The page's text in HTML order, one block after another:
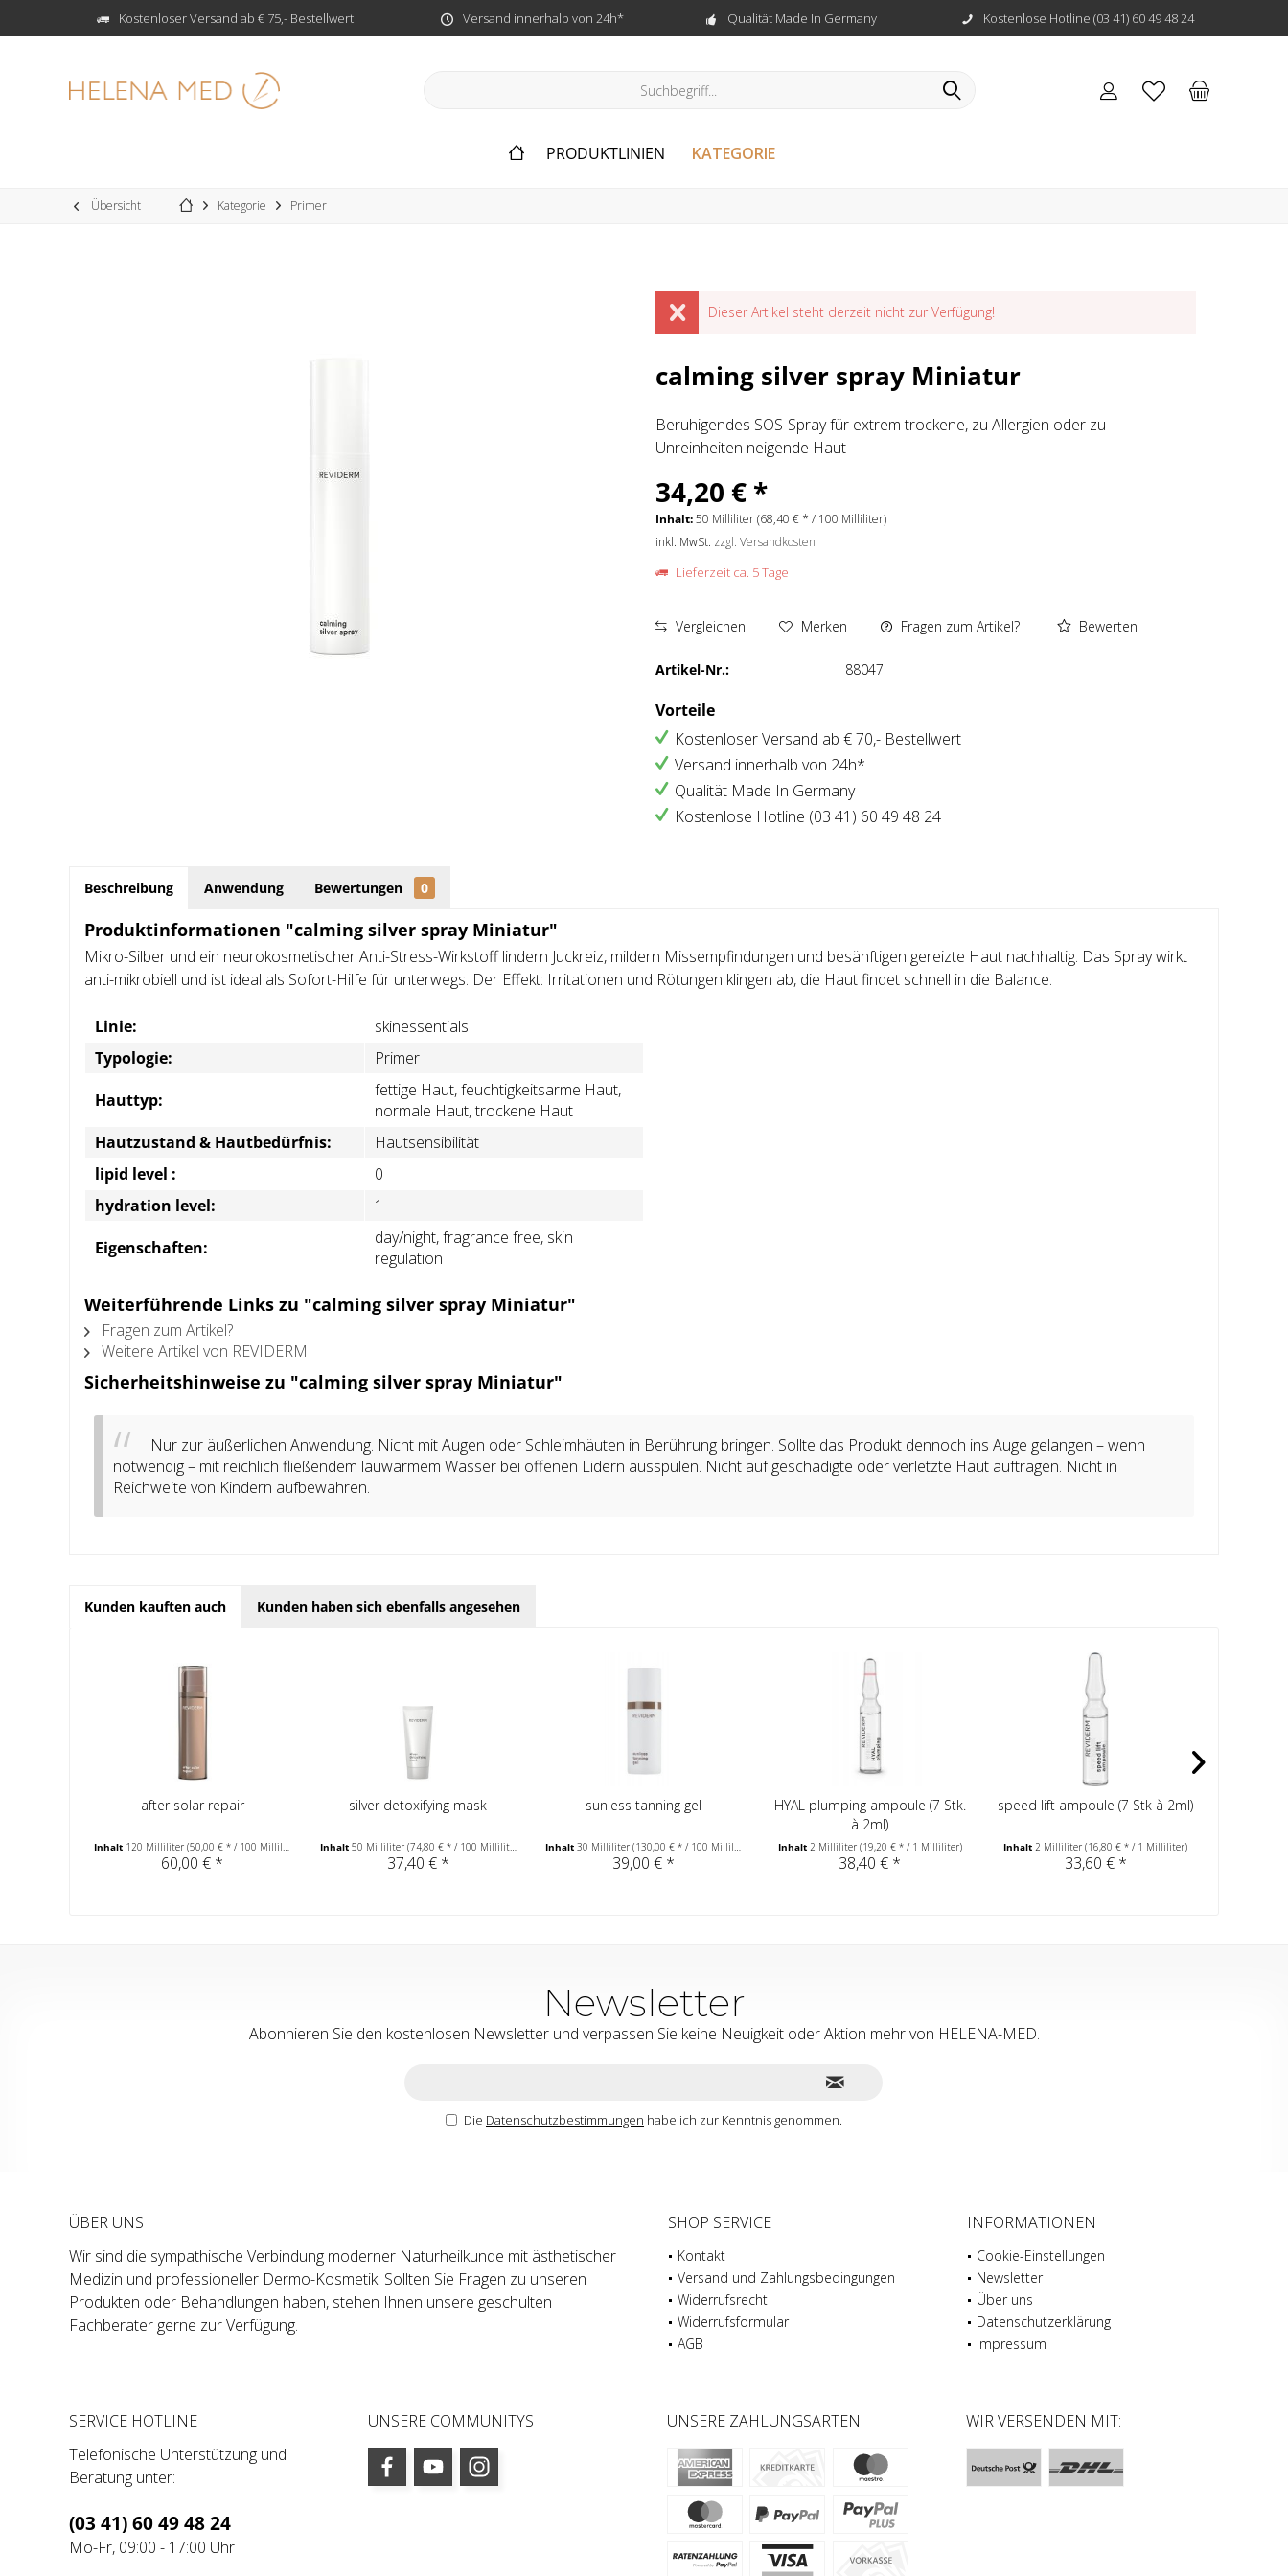
Kostenloser Versand ab € 75,- Bestellwert Versand innerhalb von 24h* Qualität Made In Germany Kostenlose Hotline (03 41) 60 49 48 24
PRODUKTLINIEN KATEGORIE
Übersicht Kategorie Primer
Dieser Artikel steht derzeit nicht zur Verfügung!
calming silver spray Miniatur
Beruhigendes SOS-Spray für extrem trockene, zu Allergien oder zu
Unreinheiten neigende Haut
34,20 € *
Inhalt:50 Milliliter (68,40 € * / 100 Milliliter)
inkl. MwSt. zzgl. Versandkosten
Lieferzeit ca. 5 Tage
Vergleichen Merken Fragen zum Artikel? Bewerten
Artikel-Nr.: 88047
Vorteile
Kostenloser Versand ab € 70,- Bestellwert
Versand innerhalb von 24h*
Qualität Made In Germany
Kostenlose Hotline (03 41) 60 49 48 24
Beschreibung Anwendung Bewertungen 0
Produktinformationen "calming silver spray Miniatur"
Mikro-Silber und ein neurokosmetischer Anti-Stress-Wirkstoff lindern Juckreiz, mildern Missempfindungen und besänftigen gereizte Haut nachhaltig. Das Spray wirkt
anti-mikrobiell und ist ideal als Sofort-Hilfe für unterwegs. Der Effekt: Irritationen und Rötungen klingen ab, die Haut findet schnell in die Balance.
Linie:
skinessentials
Typologie:
Primer
Hauttyp:
fettige Haut, feuchtigkeitsarme Haut,
normale Haut, trockene Haut
Hautzustand & Hautbedürfnis:
Hautsensibilität
lipid level :
0
hydration level:
1
Eigenschaften:
day/night, fragrance free, skin
regulation
Weiterführende Links zu "calming silver spray Miniatur"
Fragen zum Artikel?
Weitere Artikel von REVIDERM
Sicherheitshinweise zu "calming silver spray Miniatur"
Nur zur äußerlichen Anwendung. Nicht mit Augen oder Schleimhäuten in Berührung bringen. Sollte das Produkt dennoch ins Auge gelangen – wenn
notwendig – mit reichlich fließendem lauwarmem Wasser bei offenen Lidern ausspülen. Nicht auf geschädigte oder verletzte Haut auftragen. Nicht in
Reichweite von Kindern aufbewahren.
Kunden kauften auch Kunden haben sich ebenfalls angesehen
after solar repair
Inhalt 120 Milliliter (50,00 € * / 100 Milliliter)
60,00 € *
silver detoxifying mask
Inhalt 50 Milliliter (74,80 € * / 100 Milliliter)
37,40 € *
sunless tanning gel
Inhalt30 Milliliter(130,00 € * / 100 Milliliter)
39,00 € *
HYAL plumping ampoule (7 Stk.
à 2ml)
Inhalt 2 Milliliter (19,20 € * / 1 Milliliter)
38,40 € *
speed lift ampoule (7 Stk à 2ml)
Inhalt2 Milliliter(16,80 € * / 1 Milliliter)
33,60 € *
Newsletter
Abonnieren Sie den kostenlosen Newsletter und verpassen Sie keine Neuigkeit oder Aktion mehr von HELENA-MED.
Die Datenschutzbestimmungen habe ich zur Kenntnis genommen.
ÜBER UNS
Wir sind die sympathische Verbindung moderner Naturheilkunde mit ästhetischer
Medizin und professioneller Dermo-Kosmetik. Sollten Sie Fragen zu unseren
Produkten oder Behandlungen haben, stehen Ihnen unsere geschulten
Fachberater gerne zur Verfügung.
SHOP SERVICE
Kontakt
Versand und Zahlungsbedingungen
Widerrufsrecht
Widerrufsformular
AGB
INFORMATIONEN
Cookie-Einstellungen
Newsletter
Über uns
Datenschutz­erklärung
Impressum
SERVICE HOTLINE
Telefonische Unterstützung und
Beratung unter:
(03 41) 60 49 48 24
Mo-Fr, 09:00 - 17:00 Uhr
UNSERE COMMUNITYS UNSERE ZAHLUNGSARTEN WIR VERSENDEN MIT: